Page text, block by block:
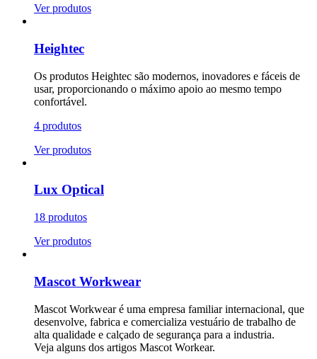
Ver produtos
Heightec
Os produtos Heightec são modernos, inovadores e fáceis de
usar, proporcionando o máximo apoio ao mesmo tempo
confortável.
4 produtos
Ver produtos
Lux Optical
18 produtos
Ver produtos
Mascot Workwear
Mascot Workwear é uma empresa familiar internacional, que
desenvolve, fabrica e comercializa vestuário de trabalho de
alta qualidade e calçado de segurança para a industria.
Veja alguns dos artigos Mascot Workear.